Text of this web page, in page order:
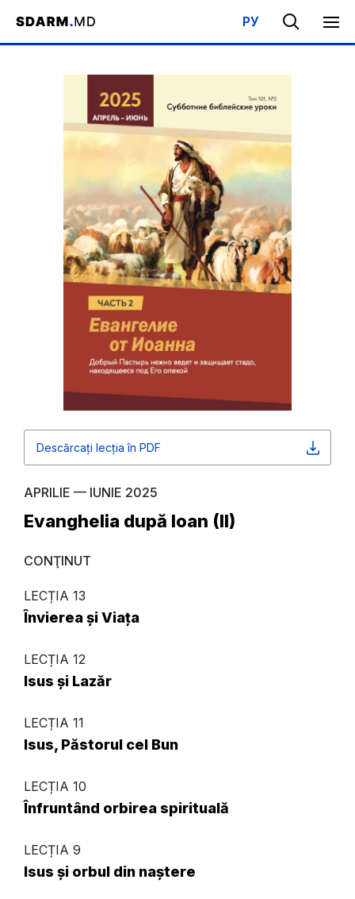
РУ
Acasa / Bibliotecă / Şcoala de Sabat / Evanghelia după Ioan (II)
Descărcați lecția în PDF
APRILIE — IUNIE 2025
Evanghelia după Ioan (II)
CONŢINUT
LECȚIA 13
Învierea și Viața
LECȚIA 12
Isus și Lazăr
LECȚIA 11
Isus, Păstorul cel Bun
LECȚIA 10
Înfruntând orbirea spirituală
LECȚIA 9
Isus și orbul din naștere